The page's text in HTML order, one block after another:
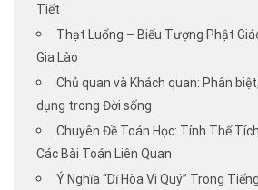
Tiết
Thạt Luổng – Biểu Tượng Phật
Gia Lào
Chủ quan và Khách quan: Phân
dụng trong Đời sống
Chuyên Đề Toán Học: Tính Thể
Các Bài Toán Liên Quan
Ý Nghĩa “Dĩ Hòa Vi Quý” Trong